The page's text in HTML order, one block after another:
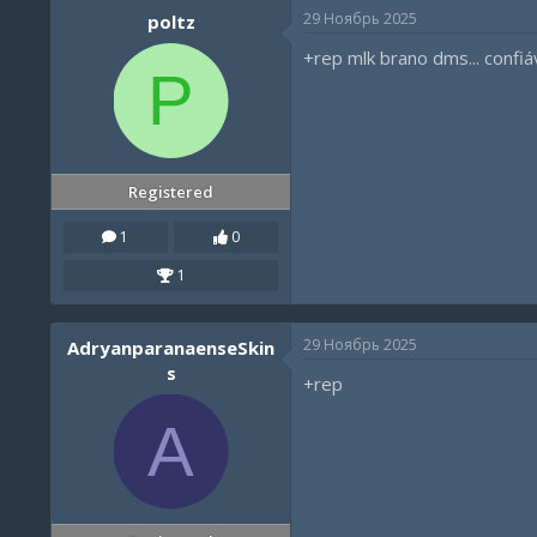
poltz
P
Registered
1
0
1
29 Ноябрь 2025
+rep mlk brano dms...
AdryanparanaenseSkin
s
A
29 Ноябрь 2025
+rep